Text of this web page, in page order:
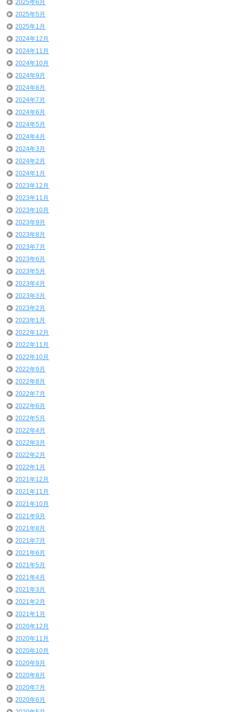
2025年6月
2025年5月
2025年1月
2024年12月
2024年11月
2024年10月
2024年9月
2024年8月
2024年7月
2024年6月
2024年5月
2024年4月
2024年3月
2024年2月
2024年1月
2023年12月
2023年11月
2023年10月
2023年9月
2023年8月
2023年7月
2023年6月
2023年5月
2023年4月
2023年3月
2023年2月
2023年1月
2022年12月
2022年11月
2022年10月
2022年9月
2022年8月
2022年7月
2022年6月
2022年5月
2022年4月
2022年3月
2022年2月
2022年1月
2021年12月
2021年11月
2021年10月
2021年9月
2021年8月
2021年7月
2021年6月
2021年5月
2021年4月
2021年3月
2021年2月
2021年1月
2020年12月
2020年11月
2020年10月
2020年9月
2020年8月
2020年7月
2020年6月